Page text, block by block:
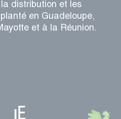
distribution et les
en Guadeloupe,
et à la Réunion.